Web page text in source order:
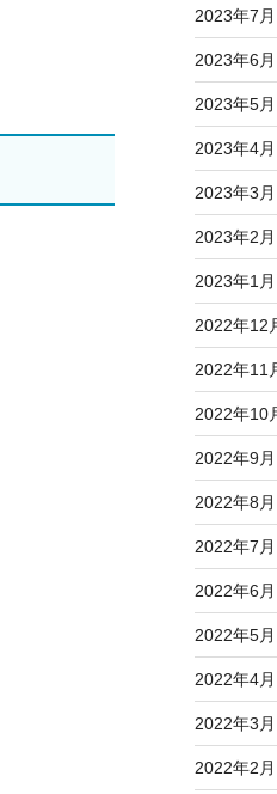
2023年7月
2023年6月
2023年5月
2023年4月
2023年3月
2023年2月
2023年1月
2022年12
2022年11
2022年10
2022年9月
2022年8月
2022年7月
2022年6月
2022年5月
2022年4月
2022年3月
2022年2月